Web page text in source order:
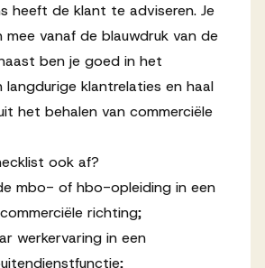
heeft de klant te adviseren. Je
vanaf de blauwdruk van de
ben je goed in het
langdurige klantrelaties en haal
het behalen van commerciële
ook af?
mbo- of hbo-opleiding in een
richting;
werkervaring in een